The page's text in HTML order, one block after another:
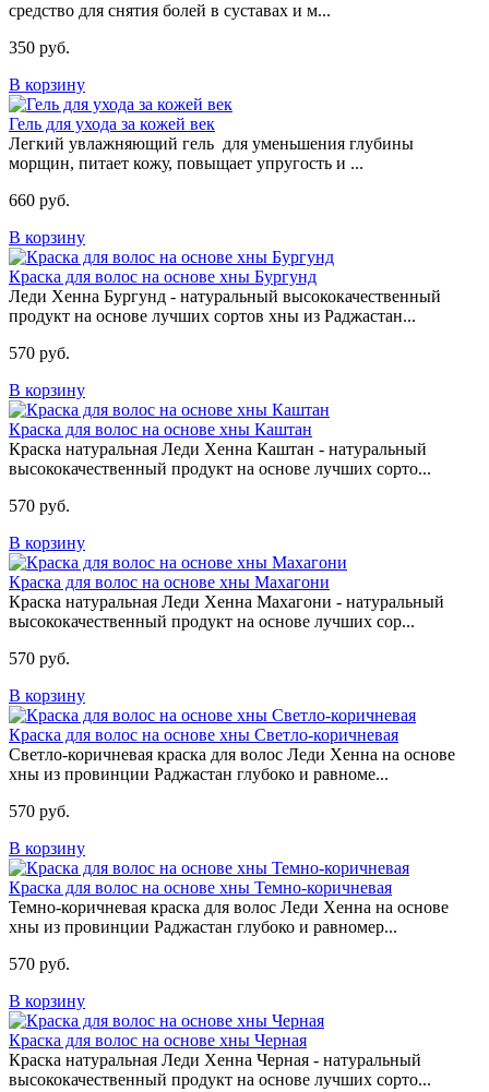
средство для снятия болей в суставах и м...
350 руб.
В корзину
Гель для ухода за кожей век
Легкий увлажняющий гель для уменьшения глубины
морщин, питает кожу, повыщает упругость и ...
660 руб.
В корзину
Краска для волос на основе хны Бургунд
Леди Хенна Бургунд - натуральный высококачественный
продукт на основе лучших сортов хны из Раджастан...
570 руб.
В корзину
Краска для волос на основе хны Каштан
Краска натуральная Леди Хенна Каштан - натуральный
высококачественный продукт на основе лучших сорто...
570 руб.
В корзину
Краска для волос на основе хны Махагони
Краска натуральная Леди Хенна Махагони - натуральный
высококачественный продукт на основе лучших сор...
570 руб.
В корзину
Краска для волос на основе хны Светло-коричневая
Светло-коричневая краска для волос Леди Хенна на основе
хны из провинции Раджастан глубоко и равноме...
570 руб.
В корзину
Краска для волос на основе хны Темно-коричневая
Темно-коричневая краска для волос Леди Хенна на основе
хны из провинции Раджастан глубоко и равномер...
570 руб.
В корзину
Краска для волос на основе хны Черная
Краска натуральная Леди Хенна Черная - натуральный
высококачественный продукт на основе лучших сорто...